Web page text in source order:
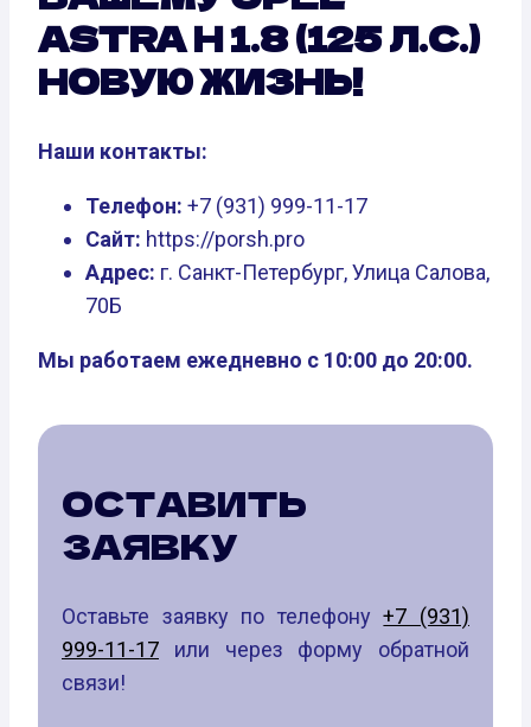
ASTRA H 1.8 (125 Л.С.)
НОВУЮ ЖИЗНЬ!
Наши контакты:
Телефон: +7 (931) 999-11-17
Сайт: https://porsh.pro
Адрес: г. Санкт-Петербург, Улица Салова,
70Б
Мы работаем ежедневно с 10:00 до 20:00.
ОСТАВИТЬ
ЗАЯВКУ
Оставьте заявку по телефону+7 (931)
999-11-17 или через форму обратной
связи!